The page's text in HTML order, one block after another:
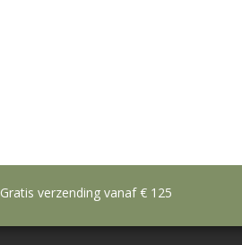
Gratis verzending vanaf € 125